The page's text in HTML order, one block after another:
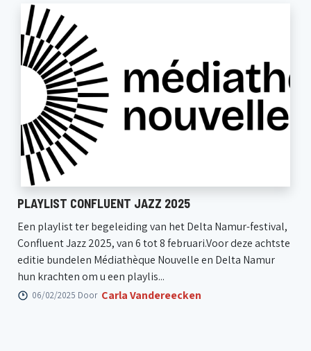
PLAYLIST CONFLUENT JAZZ 2025
Een playlist ter begeleiding van het Delta Namur-festival,
Confluent Jazz 2025, van 6 tot 8 februari.Voor deze achtste
editie bundelen Médiathèque Nouvelle en Delta Namur
hun krachten om u een playlis...
06/02/2025 Door Carla Vandereecken